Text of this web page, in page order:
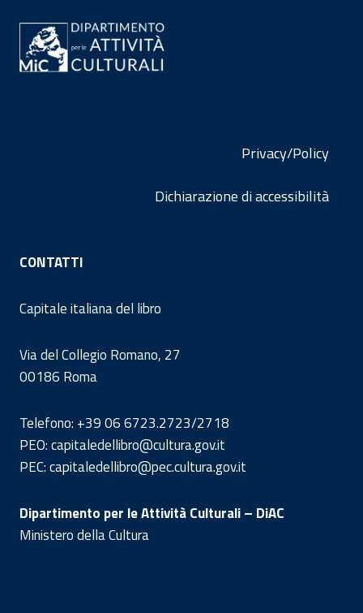
Privacy/Policy
Dichiarazione di accessibilità
CONTATTI
Capitale italiana del libro
Via del Collegio Romano, 27
00186 Roma
Telefono: +39 06 6723.2723/2718
PEO: capitaledellibro@cultura.gov.it
PEC: capitaledellibro@pec.cultura.gov.it
Dipartimento per le Attività Culturali – DiAC
Ministero della Cultura